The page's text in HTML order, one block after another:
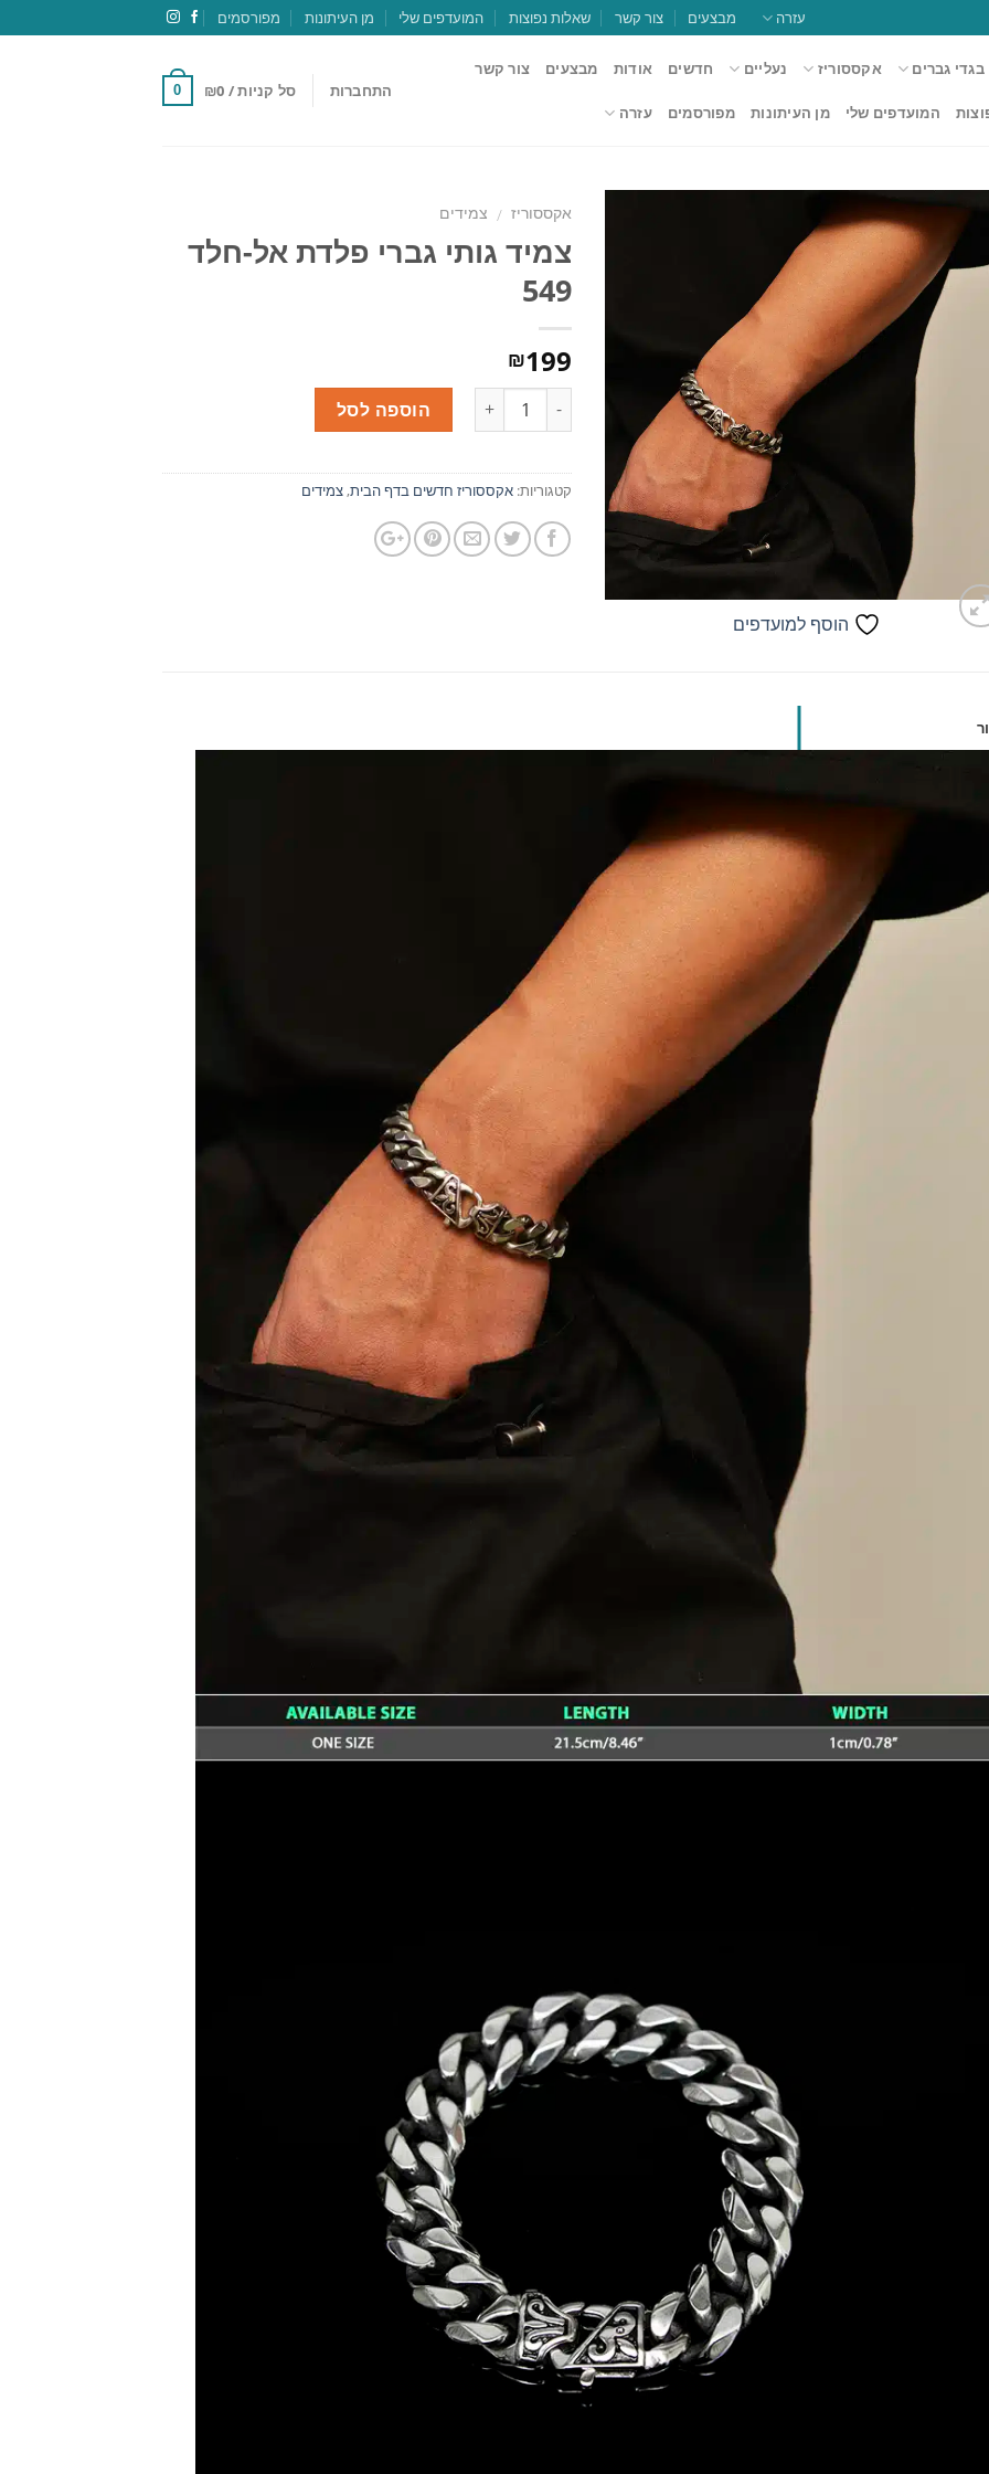
עזרה מבצעים צור קשר שאלות נפוצות המועדפים שלי מן העיתונות מפורסמים
בגדי גברים אקססוריז נעליים חדשים אודות מבצעים צור קשר
המועדפים שלי מן העיתונות מפורסמים עזרה
התחברות סל קניות / ₪0
0
הוסף למועדפים
אקססוריז / צמידים
צמיד גותי גברי פלדת אל-חלד
549
₪199
הוספה לסל
קטגוריות: אקססוריז חדשים בדף הבית,צמידים